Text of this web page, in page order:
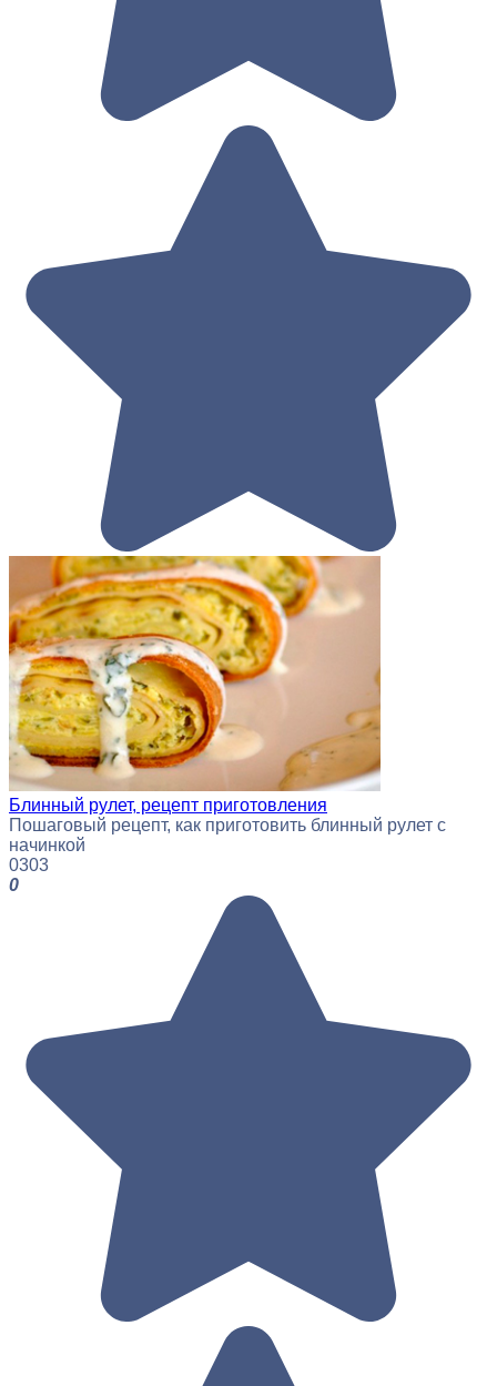
Блинный рулет, рецепт приготовления
Пошаговый рецепт, как приготовить блинный рулет с
начинкой
0303
0